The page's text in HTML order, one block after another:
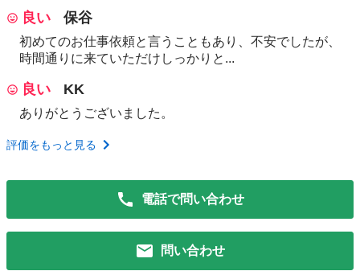
良い 保谷
初めてのお仕事依頼と言うこともあり、不安でしたが、
時間通りに来ていただけしっかりと...
良い KK
ありがとうございました。
評価をもっと見る
電話で問い合わせ
問い合わせ